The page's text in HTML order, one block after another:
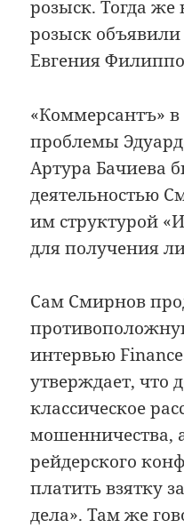
розыск. Тогда
розыск
Евгения
«Коммерсантъ» в
проблемы
Артура Бачиева
деятельностью
им структурой
для получения
Сам Смирнов
интервью
утверждает, что
классическое
мошенничества,
рейдерского
платить взятку
дела». Там же